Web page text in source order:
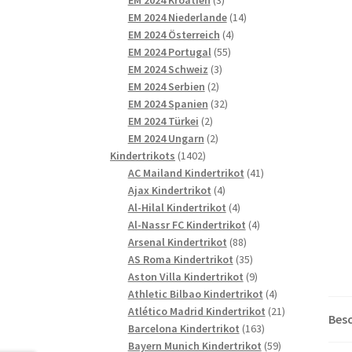
Produkte
EM 2024 Niederlande 1414
EM 2024 Österreich 44
Produkte
EM 2024 Portugal 5555
EM 2024 Schweiz 33
Produkte
EM 2024 Serbien 22
Produkte
EM 2024 Spanien 3232
EM 2024 Türkei 22
Produkte
EM 2024 Ungarn 22
Kindertrikots 14021402
Produkte
AC Mailand Kindertrikot 4141
Ajax Kindertrikot 44
Produkte
Al-Hilal Kindertrikot 44
Produkte
Al-Nassr FC Kindertrikot 44
Arsenal Kindertrikot 8888
Produkte
AS Roma Kindertrikot 3535
Produkte
Aston Villa Kindertrikot 99
Produkte
Athletic Bilbao Kindertrikot 44
Produkte
Atlético Madrid Kindertrikot 2121
Barcelona Kindertrikot 163163
Produkte
Bayern Munich Kindertrikot 5959